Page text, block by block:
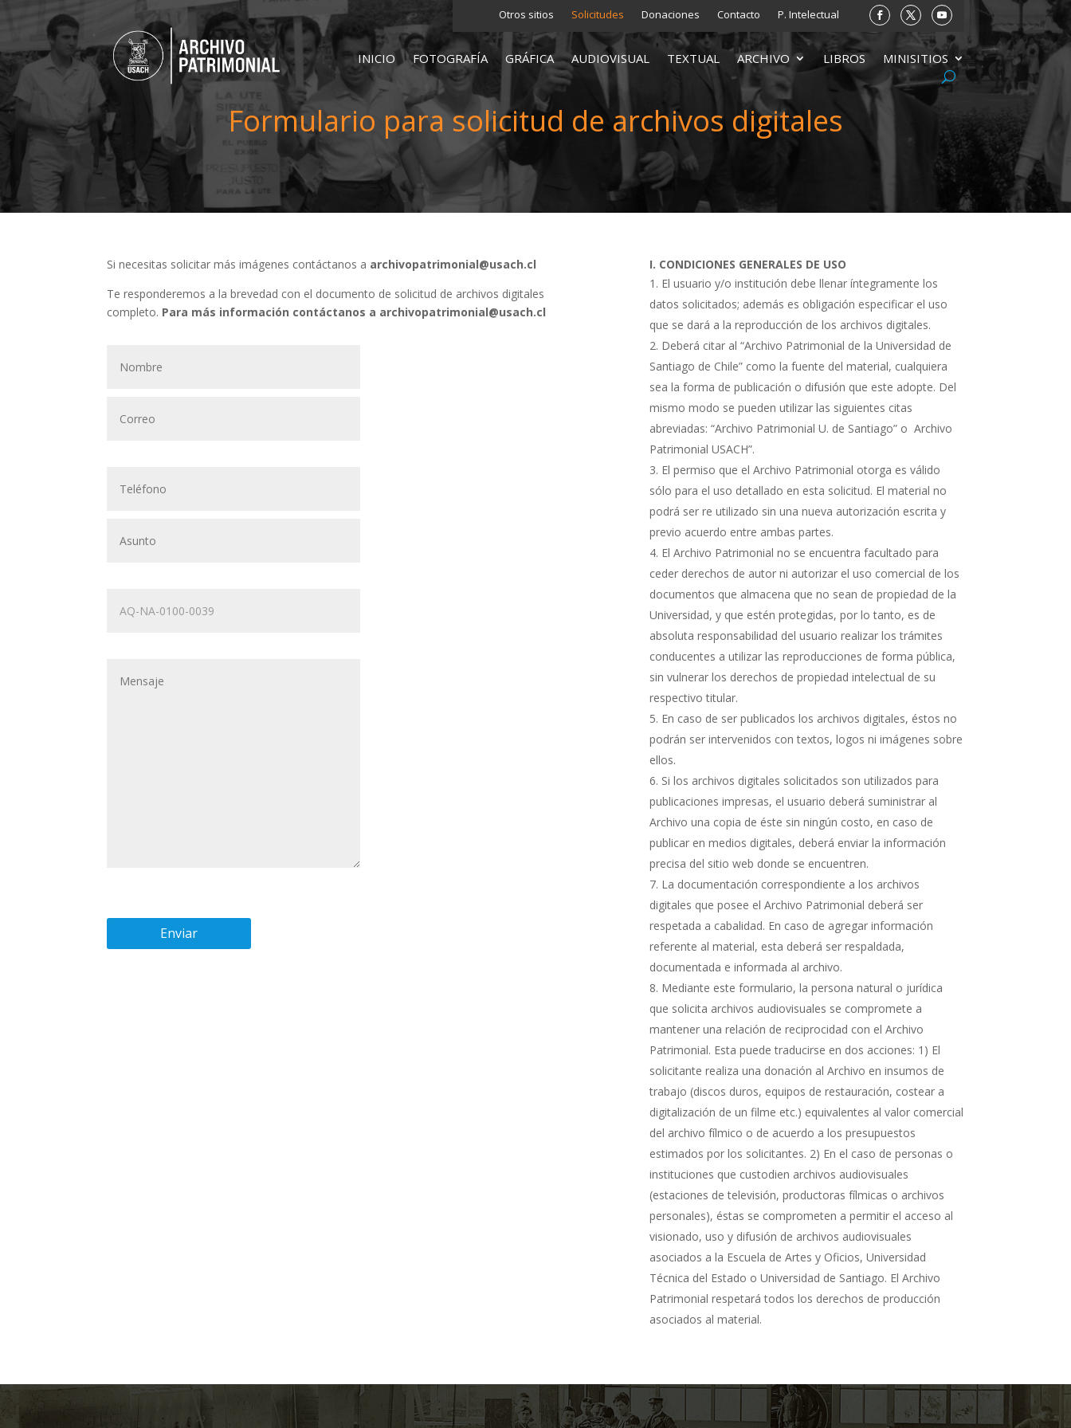
Otros sitios Solicitudes Donaciones Contacto P. Intelectual
INICIO FOTOGRAFÍA GRÁFICA AUDIOVISUAL TEXTUAL ARCHIVO LIBROS MINISITIOS
Formulario para solicitud de archivos digitales
Si necesitas solicitar más imágenes contáctanos a archivopatrimonial@usach.cl
Te responderemos a la brevedad con el documento de solicitud de archivos digitales
completo. Para más información contáctanos a archivopatrimonial@usach.cl
I. CONDICIONES GENERALES DE USO
El usuario y/o institución debe llenar íntegramente los
datos solicitados; además es obligación especificar el uso
que se dará a la reproducción de los archivos digitales.
Deberá citar al “Archivo Patrimonial de la Universidad de
Santiago de Chile” como la fuente del material, cualquiera
sea la forma de publicación o difusión que este adopte. Del
mismo modo se pueden utilizar las siguientes citas
abreviadas: “Archivo Patrimonial U. de Santiago” o Archivo
Patrimonial USACH”.
El permiso que el Archivo Patrimonial otorga es válido
sólo para el uso detallado en esta solicitud. El material no
podrá ser re utilizado sin una nueva autorización escrita y
previo acuerdo entre ambas partes.
El Archivo Patrimonial no se encuentra facultado para
ceder derechos de autor ni autorizar el uso comercial de los
documentos que almacena que no sean de propiedad de la
Universidad, y que estén protegidas, por lo tanto, es de
absoluta responsabilidad del usuario realizar los trámites
conducentes a utilizar las reproducciones de forma pública,
sin vulnerar los derechos de propiedad intelectual de su
respectivo titular.
En caso de ser publicados los archivos digitales, éstos no
podrán ser intervenidos con textos, logos ni imágenes sobre
ellos.
Si los archivos digitales solicitados son utilizados para
publicaciones impresas, el usuario deberá suministrar al
Archivo una copia de éste sin ningún costo, en caso de
publicar en medios digitales, deberá enviar la información
precisa del sitio web donde se encuentren.
La documentación correspondiente a los archivos
digitales que posee el Archivo Patrimonial deberá ser
respetada a cabalidad. En caso de agregar información
referente al material, esta deberá ser respaldada,
documentada e informada al archivo.
Mediante este formulario, la persona natural o jurídica
que solicita archivos audiovisuales se compromete a
mantener una relación de reciprocidad con el Archivo
Patrimonial. Esta puede traducirse en dos acciones: 1) El
solicitante realiza una donación al Archivo en insumos de
trabajo (discos duros, equipos de restauración, costear a
digitalización de un filme etc.) equivalentes al valor comercial
del archivo fílmico o de acuerdo a los presupuestos
estimados por los solicitantes. 2) En el caso de personas o
instituciones que custodien archivos audiovisuales
(estaciones de televisión, productoras fílmicas o archivos
personales), éstas se comprometen a permitir el acceso al
visionado, uso y difusión de archivos audiovisuales
asociados a la Escuela de Artes y Oficios, Universidad
Técnica del Estado o Universidad de Santiago. El Archivo
Patrimonial respetará todos los derechos de producción
asociados al material.